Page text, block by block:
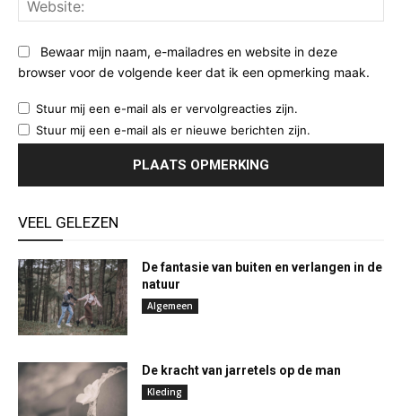
Bewaar mijn naam, e-mailadres en website in deze
browser voor de volgende keer dat ik een opmerking maak.
Stuur mij een e-mail als er vervolgreacties zijn.
Stuur mij een e-mail als er nieuwe berichten zijn.
VEEL GELEZEN
De fantasie van buiten en verlangen in de
natuur
Algemeen
De kracht van jarretels op de man
Kleding